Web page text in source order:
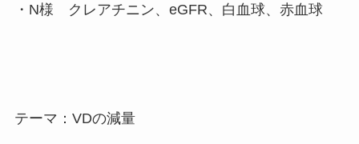
・N様 クレアチニン、eGFR、白血球、赤血球
テーマ：VDの減量